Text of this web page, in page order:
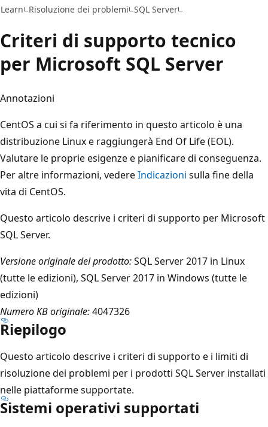
Learn Risoluzione dei problemi SQL Server
Criteri di supporto tecnico
per Microsoft SQL Server
Annotazioni
CentOS a cui si fa riferimento in questo articolo è una
distribuzione Linux e raggiungerà End Of Life (EOL).
Valutare le proprie esigenze e pianificare di conseguenza.
Per altre informazioni, vedereIndicazioni sulla fine della
vita di CentOS.
Questo articolo descrive i criteri di supporto per Microsoft
SQL Server.
Versione originale del prodotto:SQL Server 2017 in Linux
(tutte le edizioni), SQL Server 2017 in Windows (tutte le
edizioni)
Numero KB originale:4047326
Riepilogo
Questo articolo descrive i criteri di supporto e i limiti di
risoluzione dei problemi per i prodotti SQL Server installati
nelle piattaforme supportate.
Sistemi operativi supportati